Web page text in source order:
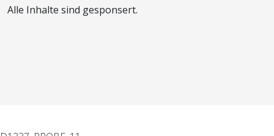
Alle Inhalte sind gesponsert.